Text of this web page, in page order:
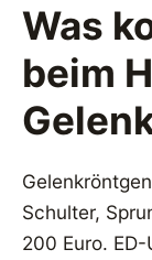
Was
beim
Schulter,
200 Euro.